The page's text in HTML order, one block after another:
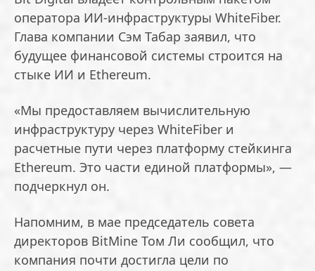
оператора ИИ-инфраструктуры WhiteFiber.
Глава компании Сэм Табар заявил, что
будущее финансовой системы строится на
стыке ИИ и Ethereum.
«Мы предоставляем вычислительную
инфраструктуру через WhiteFiber и
расчетные пути через платформу стейкинга
Ethereum. Это части единой платформы», —
подчеркнул он.
Напомним, в мае председатель совета
директоров BitMine Том Ли сообщил, что
компания почти достигла цели по